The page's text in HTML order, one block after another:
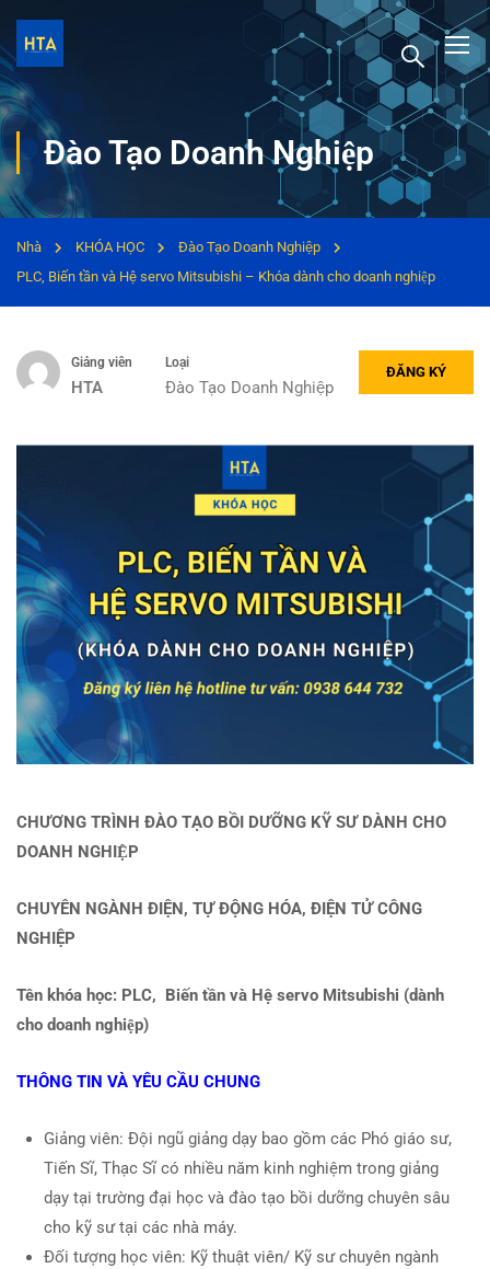
Đào Tạo Doanh Nghiệp
Nhà KHÓA HỌC
Đào Tạo Doanh Nghiệp
PLC, Biến tần và Hệ servo Mitsubishi – Khóa dành cho doanh nghiệp
Giảng viên
HTA
Loại
Đào Tạo Doanh Nghiệp
ĐĂNG KÝ
CHƯƠNG TRÌNH ĐÀO TẠO BỒI DƯỠNG KỸ SƯ DÀNH CHO
DOANH NGHIỆP
CHUYÊN NGÀNH ĐIỆN, TỰ ĐỘNG HÓA, ĐIỆN TỬ CÔNG
NGHIỆP
Tên khóa học: PLC, Biến tần và Hệ servo Mitsubishi (dành
cho doanh nghiệp)
THÔNG TIN VÀ YÊU CẦU CHUNG
Giảng viên: Đội ngũ giảng dạy bao gồm các Phó giáo sư,
Tiến Sĩ, Thạc Sĩ có nhiều năm kinh nghiệm trong giảng
dạy tại trường đại học và đào tạo bồi dưỡng chuyên sâu
cho kỹ sư tại các nhà máy.
Đối tượng học viên: Kỹ thuật viên/ Kỹ sư chuyên ngành